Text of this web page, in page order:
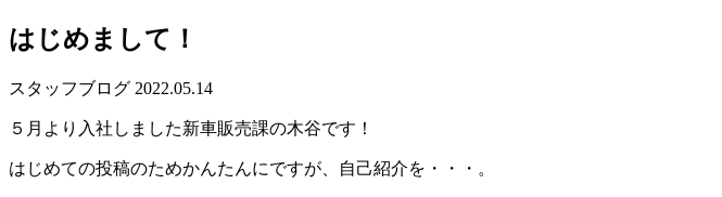
はじめまして！
スタッフブログ 2022.05.14
５月より入社しました新車販売課の木谷です！
はじめての投稿のためかんたんにですが、自己紹介を・・・。